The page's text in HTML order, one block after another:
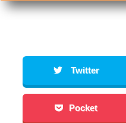
Twitter
Pocket